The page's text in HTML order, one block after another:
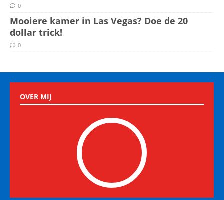
0
Mooiere kamer in Las Vegas? Doe de 20
dollar trick!
0
OVER MIJ